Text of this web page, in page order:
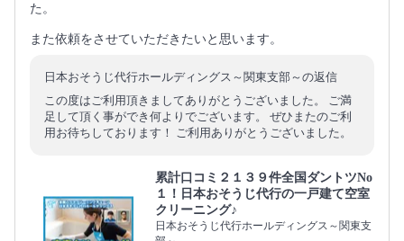
た。
また依頼をさせていただきたいと思います。
日本おそうじ代行ホールディングス～関東支部～の返信
この度はご利用頂きましてありがとうございました。 ご満
足して頂く事ができ何よりでございます。 ぜひまたのご利
用お待ちしております！ ご利用ありがとうございました。
累計口コミ２１３９件全国ダントツNo
１！日本おそうじ代行の一戸建て空室
クリーニング♪
日本おそうじ代行ホールディングス～関東支